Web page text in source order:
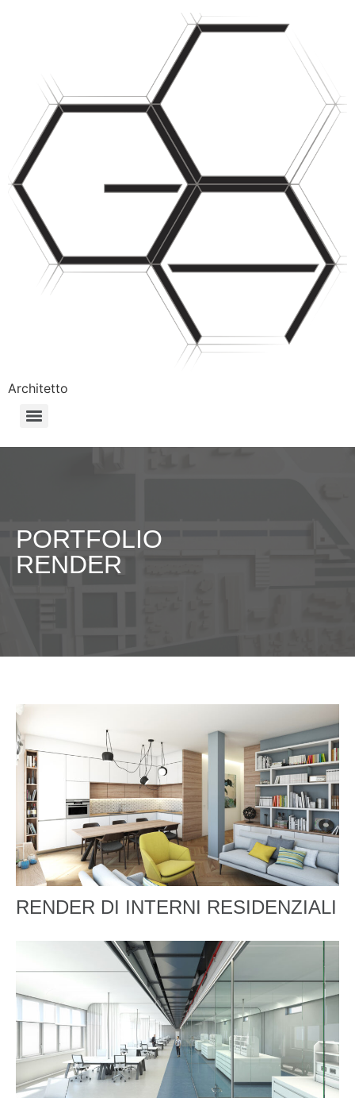
Architetto
PORTFOLIO
RENDER
RENDER DI INTERNI RESIDENZIALI